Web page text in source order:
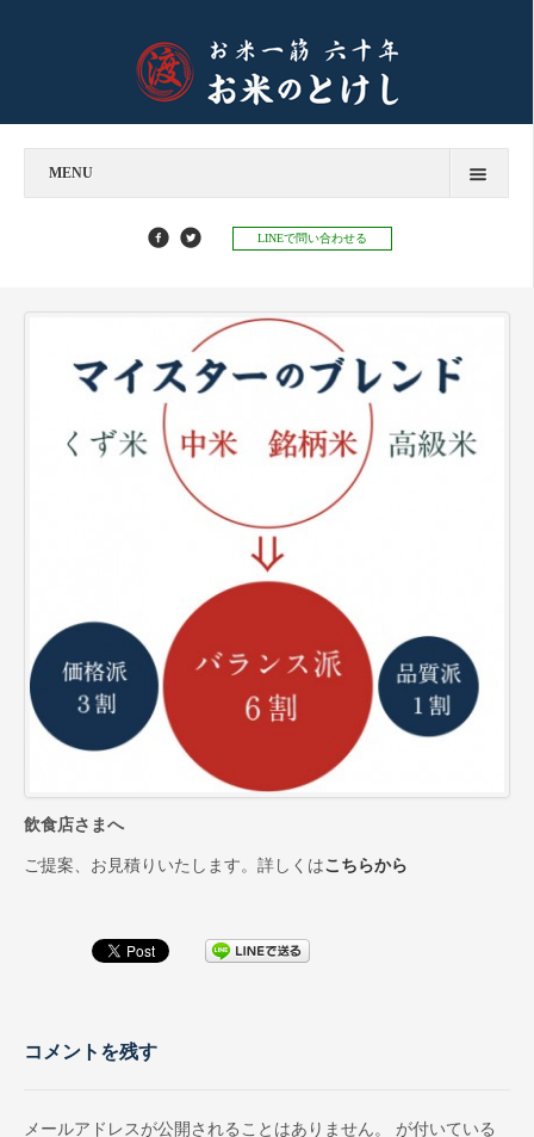
MENU
飲食店様へ
お餅のとけし
お知らせ
お米マイスターコラム
会社情報
代表あいさつ
会社概要
スーパー・小売店様へ
サイトマップ
LINEで問い合わせる
飲食店さまへ
ご提案、お見積りいたします。詳しくはこちらから
コメントを残す
メールアドレスが公開されることはありません。
が付いている